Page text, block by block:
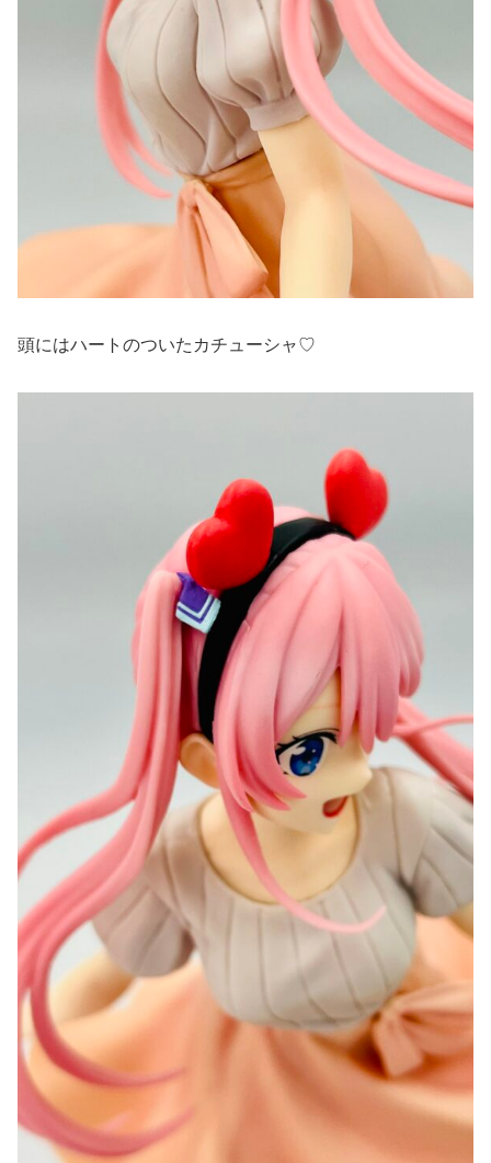
頭にはハートのついたカチューシャ♡